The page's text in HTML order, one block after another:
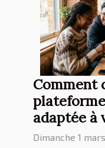
Comment
adaptée à
Dimanche 1